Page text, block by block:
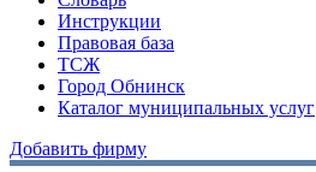
Инструкции
Правовая база
ТСЖ
Город Обнинск
Каталог муниципальных услуг
Добавить фирму